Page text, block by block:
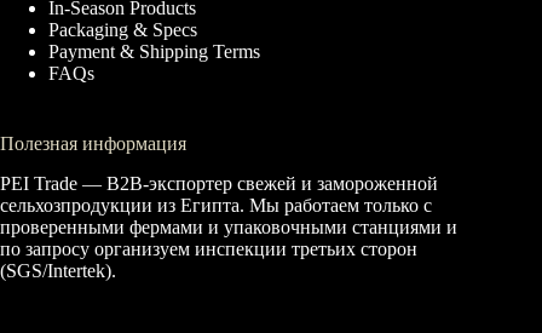
In-Season Products
Packaging & Specs
Payment & Shipping Terms
FAQs
Полезная информация
PEI Trade — B2B-экспортер свежей и замороженной
сельхозпродукции из Египта. Мы работаем только с
проверенными фермами и упаковочными станциями и
по запросу организуем инспекции третьих сторон
(SGS/Intertek).